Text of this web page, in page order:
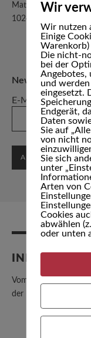
Matternstraße 5
10249 Berlin-
Newsletter
E-Mail *
Vom Senat
der Freien
Wir
Wir nutzen
Einige
Die nicht-
bei der
Angebotes,
und
eingesetzt.
Endgerät,
Daten
Sie auf
von nicht
Sie sich
unter
Arten von
Cookies
abwählen
oder unten